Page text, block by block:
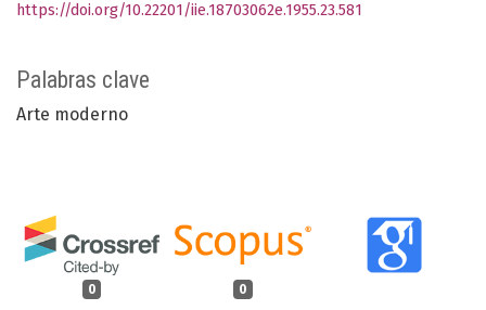
Palabras clave
Arte moderno
0 0
https://doi.org/10.22201/iie.18703062e.1955.23.581